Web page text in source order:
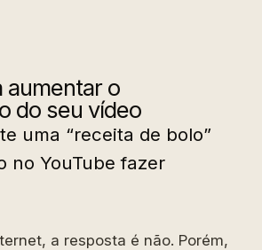
aumentar o
do seu vídeo
uma “receita de bolo”
no YouTube fazer
a resposta é não. Porém,